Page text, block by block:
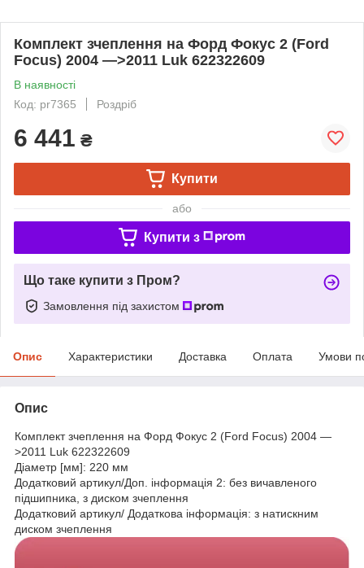
Комплект зчеплення на Форд Фокус 2 (Ford
Focus) 2004 —>2011 Luk 622322609
В наявності
Код: pr7365
Роздріб
6 441 ₴
Купити
або
Купити з
Що таке купити з Пром?
Замовлення під захистом
Опис Характеристики Доставка Оплата Умови
Опис
Комплект зчеплення на Форд Фокус 2 (Ford Focus) 2004 —
>2011 Luk 622322609
Діаметр [мм]: 220 мм
Додатковий артикул/Доп. інформація 2: без вичавленого
підшипника, з диском зчеплення
Додатковий артикул/ Додаткова інформація: з натискним
диском зчеплення